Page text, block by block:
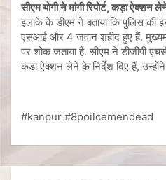
सीएम योगी ने मांगी रिपोर्ट, कड़ा ऐक्शन लेने
इलाके के डीएम ने बताया कि पुलिस
एसआई और 4 जवान शहीद हुए हैं.
पर शोक जताया है. सीएम ने डीजीपी
कड़ा ऐक्शन लेने के निर्देश दिए हैं, उन्होंने
#kanpur #8poilcemendead